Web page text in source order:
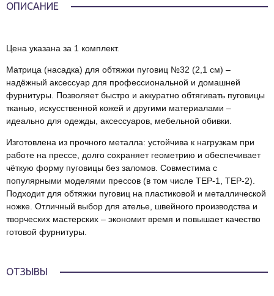
ОПИСАНИЕ
Цена указана за 1 комплект.
Матрица (насадка) для обтяжки пуговиц №32 (2,1 см) –
надёжный аксессуар для профессиональной и домашней
фурнитуры. Позволяет быстро и аккуратно обтягивать пуговицы
тканью, искусственной кожей и другими материалами –
идеально для одежды, аксессуаров, мебельной обивки.
Изготовлена из прочного металла: устойчива к нагрузкам при
работе на прессе, долго сохраняет геометрию и обеспечивает
чёткую форму пуговицы без заломов. Совместима с
популярными моделями прессов (в том числе TEP‑1, TEP‑2).
Подходит для обтяжки пуговиц на пластиковой и металлической
ножке. Отличный выбор для ателье, швейного производства и
творческих мастерских – экономит время и повышает качество
готовой фурнитуры.
ОТЗЫВЫ